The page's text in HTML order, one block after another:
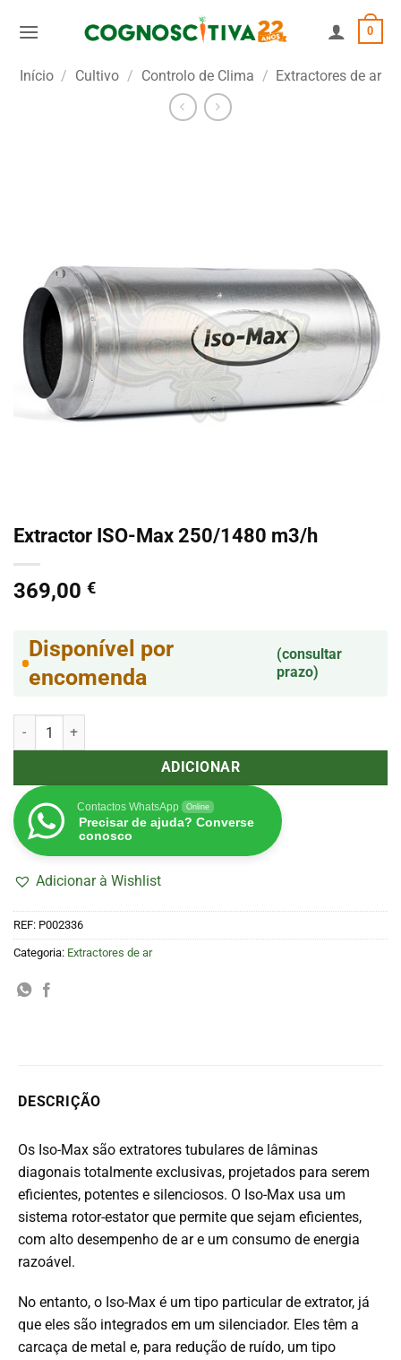
0
Início / Cultivo / Controlo de Clima / Extractores de ar
Extractor ISO-Max 250/1480 m3/h
369,00 €
Disponível por
encomenda
(consultar
prazo)
Quantidade de Extractor ISO-Max 250/1480 m3/h
ADICIONAR
Contactos WhatsApp Online
Precisar de ajuda? Converse
conosco
Adicionar à Wishlist
REF: P002336
Categoria: Extractores de ar
DESCRIÇÃO
Os Iso-Max são extratores tubulares de lâminas
diagonais totalmente exclusivas, projetados para serem
eficientes, potentes e silenciosos. O Iso-Max usa um
sistema rotor-estator que permite que sejam eficientes,
com alto desempenho de ar e um consumo de energia
razoável.
No entanto, o Iso-Max é um tipo particular de extrator, já
que eles são integrados em um silenciador. Eles têm a
carcaça de metal e, para redução de ruído, um tipo